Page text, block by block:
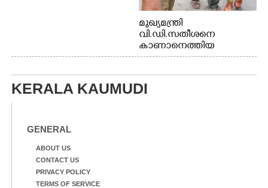
മുഖ്യമന്ത്രി
വി.ഡി.സതീശനെ
കാണാനെത്തിയ
മോഹനൻ നായർ
KERALA KAUMUDI
GENERAL
ABOUT US
CONTACT US
PRIVACY POLICY
TERMS OF SERVICE